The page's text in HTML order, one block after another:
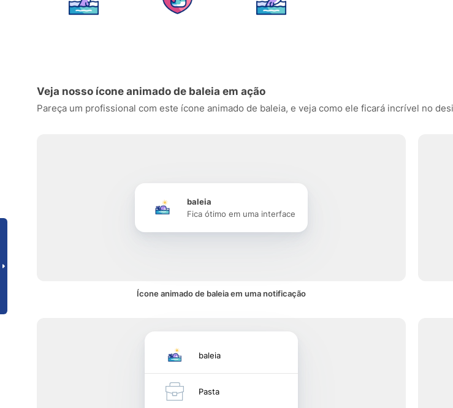
Veja nosso ícone animado de baleia em ação
Pareça um profissional com este ícone animado de baleia, e veja como ele ficará incrível no
baleia
Fica ótimo em uma interface
Ícone animado de baleia em uma notificação
baleia
Pasta